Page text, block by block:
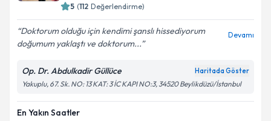
5 (112 Değerlendirme)
Doktorum olduğu için kendimi şanslı hissediyorum
doğumum yaklaştı ve doktorum...
Devamı
Op. Dr. Abdulkadir Güllüce Haritada Göster
Yakuplu, 67. Sk. NO: 13 KAT: 3 İC KAPI NO:3, 34520 Beylikdüzü/İstanbul
En Yakın Saatler